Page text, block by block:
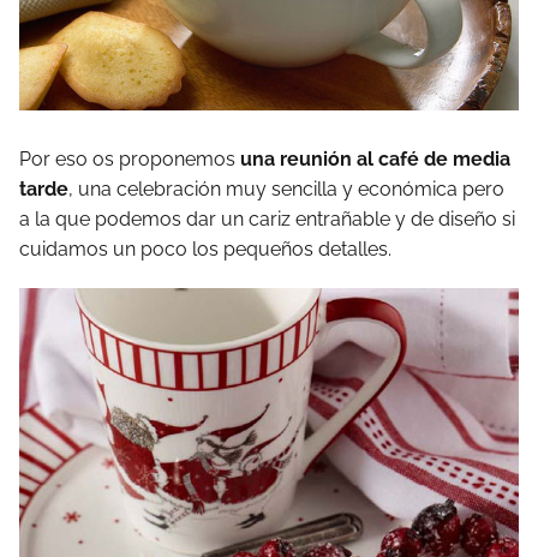
Por eso os proponemos una reunión al café de media
tarde, una celebración muy sencilla y económica pero
a la que podemos dar un cariz entrañable y de diseño si
cuidamos un poco los pequeños detalles.